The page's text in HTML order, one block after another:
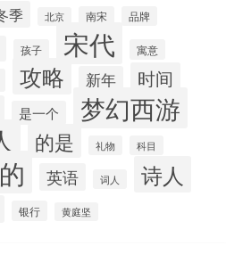
季 北京 南宋 品牌
孩子 宋代 寓意
攻略 新年 时间
是一个 梦幻西游
的是 礼物 科目
英语 词人 诗人
银行 黄庭坚